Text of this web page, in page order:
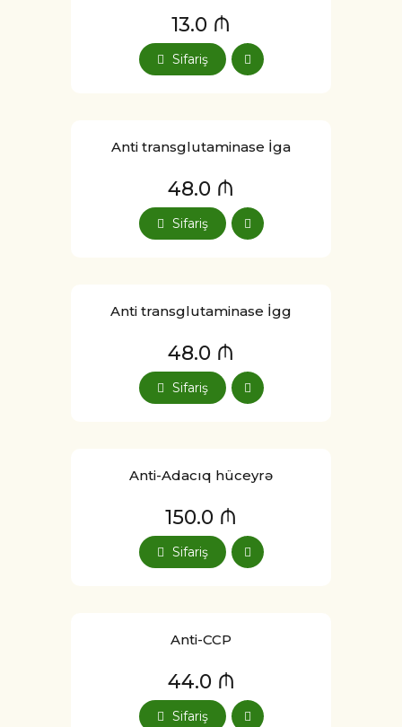
13.0 ₼
Sifariş
Anti transglutaminase İga
48.0 ₼
Sifariş
Anti transglutaminase İgg
48.0 ₼
Sifariş
Anti-Adacıq hüceyrə
150.0 ₼
Sifariş
Anti-CCP
44.0 ₼
Sifariş